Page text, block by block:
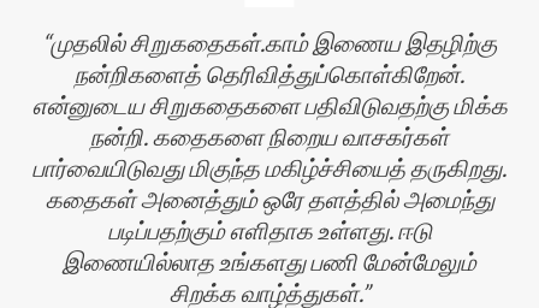
முதலில் சிறுகதைகள்.காம் இணைய இதழிற்கு
நன்றிகளைத் தெரிவித்துப்கொள்கிறேன்.
என்னுடைய சிறுகதைகளை பதிவிடுவதற்கு மிக்க
நன்றி. கதைகளை நிறைய வாசகர்கள்
பார்வையிடுவது மிகுந்த மகிழ்ச்சியைத் தருகிறது.
கதைகள் அனைத்தும் ஒரே தளத்தில் அமைந்து
படிப்பதற்கும் எளிதாக உள்ளது. ஈடு
இணையில்லாத உங்களது பணி மேன்மேலும்
சிறக்க வாழ்த்துகள்.